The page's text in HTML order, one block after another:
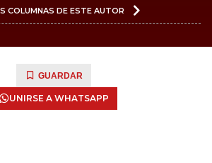
COLUMNAS DE ESTE AUTOR
GUARDAR
UNIRSE A WHATSAPP